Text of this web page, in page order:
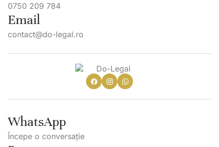
0750 209 784
Email
contact@do-legal.ro
WhatsApp
Începe o conversație